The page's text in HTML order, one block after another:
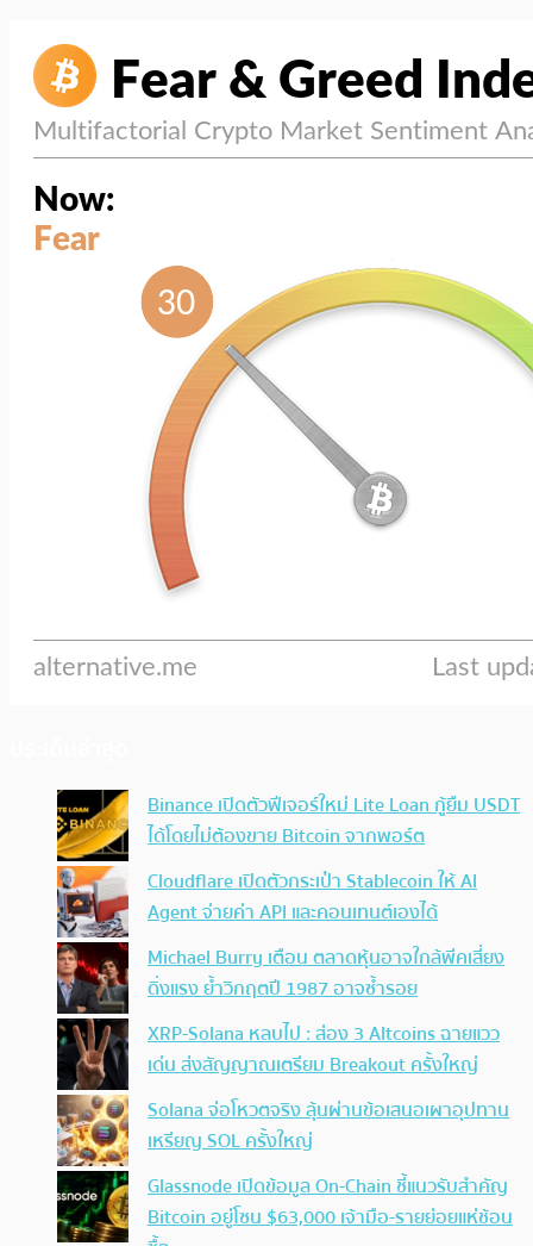
Binance เปิดตัวฟีเจอร์ใหม่ Lite Loan กู้ยืม USDT
ได้โดยไม่ต้องขาย Bitcoin จากพอร์ต
Cloudflare เปิดตัวกระเป๋า Stablecoin ให้ AI
Agent จ่ายค่า API และคอนเทนต์เองได้
Michael Burry เตือน ตลาดหุ้นอาจใกล้พีคเสี่ยง
ดิ่งแรง ย้ำวิกฤตปี 1987 อาจซ้ำรอย
XRP-Solana หลบไป : ส่อง 3 Altcoins ฉายแวว
เด่น ส่งสัญญาณเตรียม Breakout ครั้งใหญ่
Solana จ่อโหวตจริง ลุ้นผ่านข้อเสนอเผาอุปทาน
เหรียญ SOL ครั้งใหญ่
Glassnode เปิดข้อมูล On-Chain ชี้แนวรับสำคัญ
Bitcoin อยู่โซน $63,000 เจ้ามือ-รายย่อยแห่ช้อน